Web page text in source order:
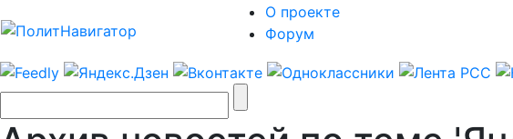
О проекте
Форум